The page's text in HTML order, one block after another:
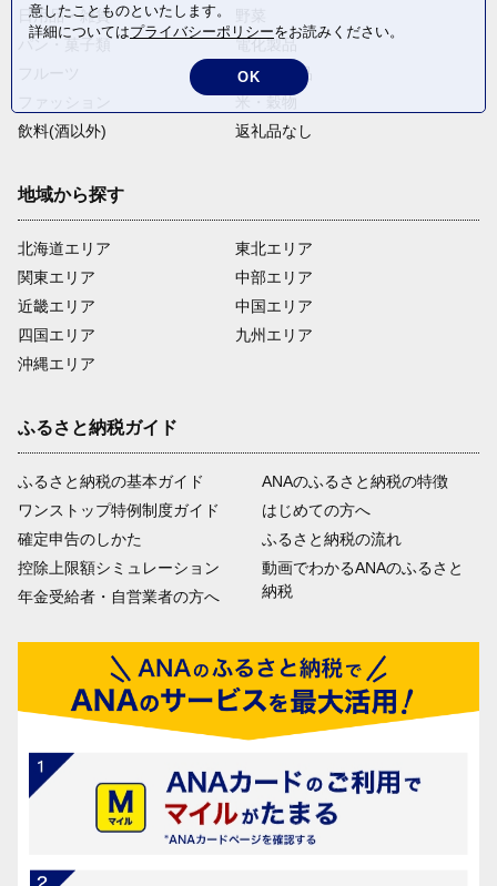
日用品・雑貨
パン・菓子類
電化製品
卵・乳製品
飲料(酒以外)
返礼品なし
地域から探す
北海道エリア
関東エリア
近畿エリア
四国エリア
沖縄エリア
東北エリア
中部エリア
中国エリア
九州エリア
ふるさと納税ガイド
ふるさと納税の基本ガイド
ワンストップ特例制度ガイド
確定申告のしかた
控除上限額シミュレーション
年金受給者・自営業者の方へ
ANAのふるさと納税の特徴
はじめての方へ
ふるさと納税の流れ
動画でわかるANAのふるさと
納税
意したことものといたします。
詳細についてはプライバシーポリシーをお読みください。
OK